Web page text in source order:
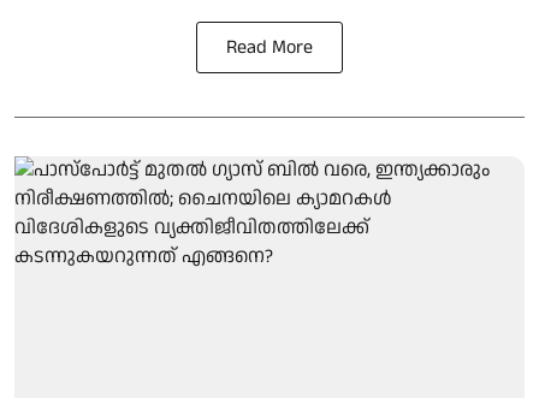
Read More